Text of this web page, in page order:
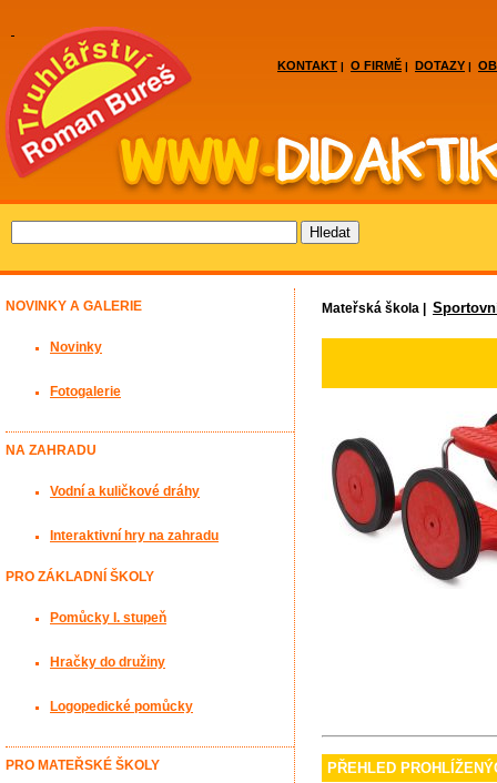
KONTAKT | O FIRMĚ | DOTAZY |
Mateřská škola |
PŘEHLED
NOVINKY A GALERIE
Novinky
Fotogalerie
NA ZAHRADU
Vodní a kuličkové dráhy
Interaktivní hry na zahradu
PRO ZÁKLADNÍ ŠKOLY
Pomůcky I. stupeň
Hračky do družiny
Logopedické pomůcky
PRO MATEŘSKÉ ŠKOLY